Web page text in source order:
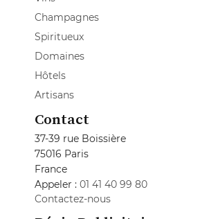
Champagnes
Spiritueux
Domaines
Hôtels
Artisans
Contact
37-39 rue Boissière
75016 Paris
France
Appeler : 01 41 40 99 80
Contactez-nous